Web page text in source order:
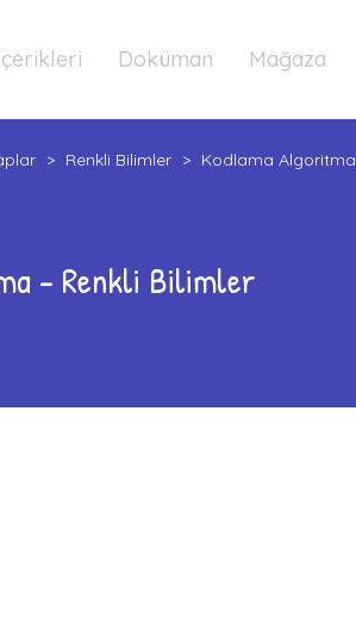
Doküman Mağaza
> Renkli Bilimler > Kodlama Algoritma
– Renkli Bilimler